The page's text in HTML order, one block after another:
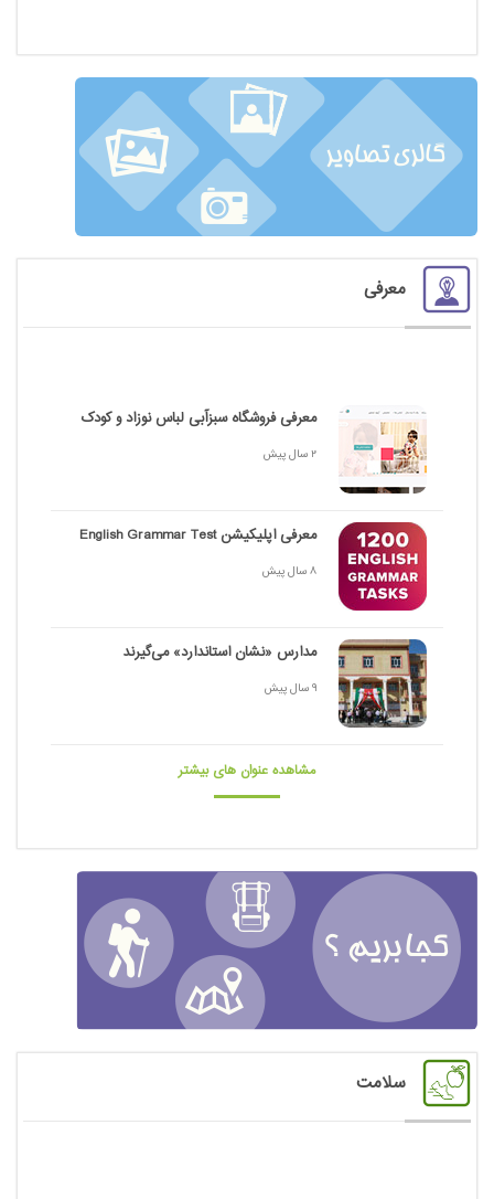
معرفی
معرفی فروشگاه سبزآبی لباس نوزاد و کودک
2 سال پیش
معرفی اپلیکیشن English Grammar Test
8 سال پیش
مدارس «نشان استاندارد» می‌گیرند
9 سال پیش
مشاهده عنوان های بیشتر
سلامت